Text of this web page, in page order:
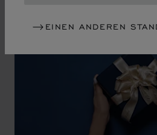
EINEN ANDEREN